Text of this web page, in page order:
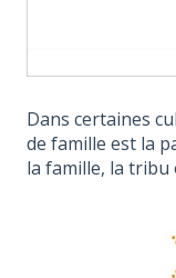
Dans certaines
de famille est la
la famille, la tribu